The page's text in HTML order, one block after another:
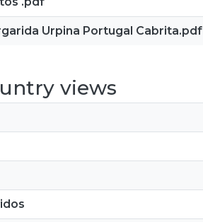
Urpina Portugal Cabrita.pdf
views